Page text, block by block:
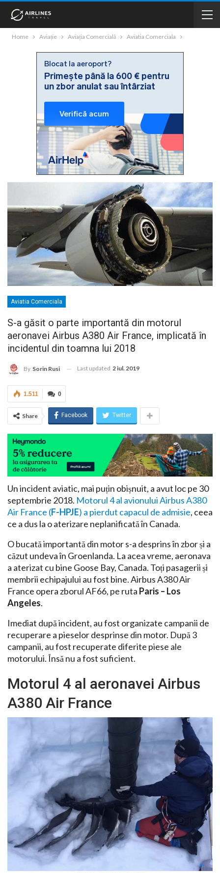
Home Aviație Aviația Comercială Aviatia Comerciala
Aviatia Comerciala
S-a găsit o parte importantă din motorul
aeronavei Airbus A380 Air France, implicată în
incidentul din toamna lui 2018
By Sorin Rusi Last updated 2 iul. 2019
0
1.511
Share Facebook Twitter
Un incident aviatic, mai puțin obișnuit, a avut loc pe 30
septembrie 2018. Motorul 4 al avionului Airbus A380
Air France (F-HPJE) a pierdut capacul de admisie, ceea
ce a dus la o aterizare neplanificată în Canada.
O bucată importantă din motor s-a desprins în zbor și a
căzut undeva în Groenlanda. La acea vreme, aeronava
a aterizat cu bine Goose Bay, Canada. Toți pasagerii și
membrii echipajului au fost bine. Airbus A380 Air
France opera zborul AF66, pe ruta Paris – Los
Angeles.
Imediat după incident, au fost organizate campanii de
recuperare a pieselor desprinse din motor. După 3
campanii, au fost recuperate diferite piese ale
motorului. Însă nu a fost suficient.
Motorul 4 al aeronavei Airbus
A380 Air France